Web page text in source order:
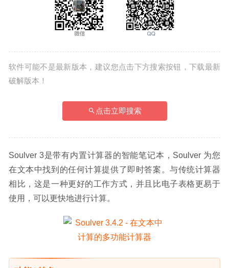
软件可能不是最新版本，建议您点击下方搜索按钮，下载最新
破解版本！
点击立即搜索
Soulver 3是带有内置计算器的智能笔记本，Soulver 为您
在文本中找到的任何计算提供了即时答案。与传统计算器
相比，这是一种更好的工作方式，并且比电子表格更易于
使用，可以更快地进行计算。